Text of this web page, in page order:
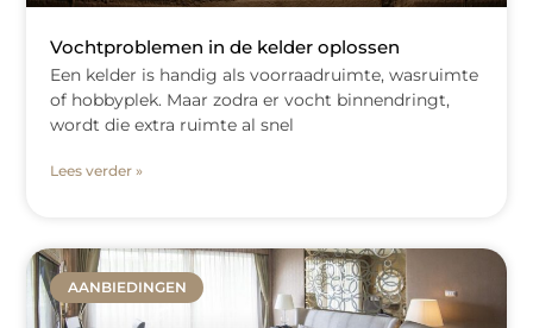
Vochtproblemen in de kelder oplossen
Een kelder is handig als voorraadruimte, wasruimte
of hobbyplek. Maar zodra er vocht binnendringt,
wordt die extra ruimte al snel
Lees verder »
AANBIEDINGEN